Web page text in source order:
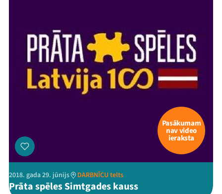
Pasākumam
nav video
ieraksta
2018. gada 29. jūnijs DARBNĪCU telts
Prāta spēles Simtgades kauss